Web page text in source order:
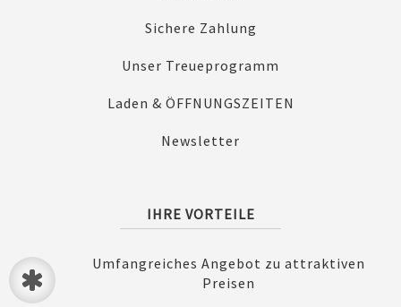
Sichere Zahlung
Unser Treueprogramm
Laden & ÖFFNUNGSZEITEN
Newsletter
IHRE VORTEILE
Umfangreiches Angebot zu attraktiven
Preisen